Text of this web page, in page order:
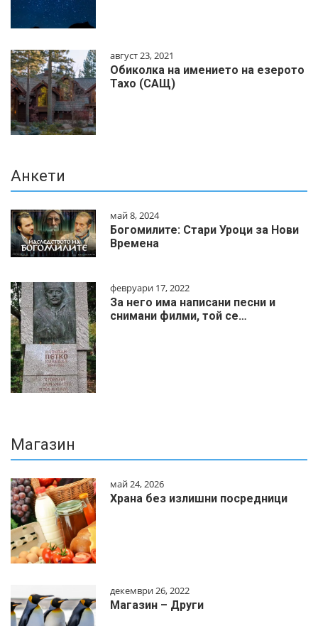
август 23, 2021
Обиколка на имението на езерото
Тахо (САЩ)
Анкети
май 8, 2024
Богомилите: Стари Уроци за Нови
Времена
февруари 17, 2022
За него има написани песни и
снимани филми, той се…
Магазин
май 24, 2026
Храна без излишни посредници
декември 26, 2022
Магазин – Други